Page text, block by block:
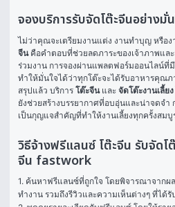
จองบริการรับจัดโต๊ะจีนอย่างมั่
ไม่ว่าคุณจะเตรียมงานแต่ง งานทำบุญ หรือง
จีน คือคำตอบที่ช่วยลดภาระของเจ้าภาพแล
ร่วมงาน การจองผ่านแพลตฟอร์มออนไลน์ที่
ทำให้มั่นใจได้ว่าทุกโต๊ะจะได้รับอาหารคุณ
สรุปแล้ว บริการ โต๊ะจีน และ จัดโต๊ะงานเลี้ยง
ยังช่วยสร้างบรรยากาศที่อบอุ่นและน่าจดจำ
เป็นกุญแจสำคัญที่ทำให้งานเลี้ยงทุกครั้งสม
วิธีจ้างฟรีแลนซ์ โต๊ะจีน รับจัดโ
จีน fastwork
1. ค้นหาฟรีแลนซ์ที่ถูกใจ โดยพิจารณาจากผ
ทำงาน รวมถึงรีวิวและความเห็นต่างๆ ที่ได้รั